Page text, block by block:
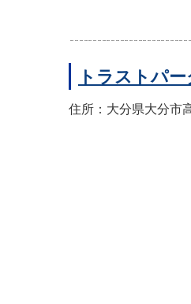
トラストパ
住所：大分県大分市